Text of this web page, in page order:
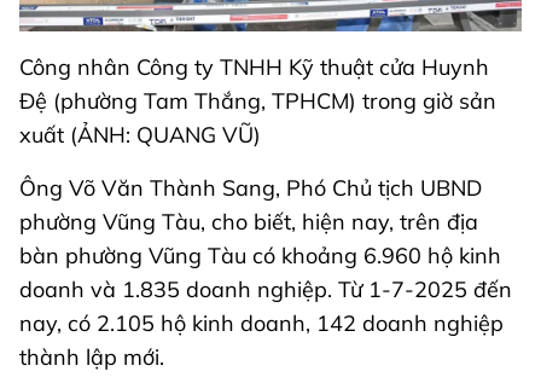
Công nhân Công ty TNHH Kỹ thuật cửa Huynh
Đệ (phường Tam Thắng, TPHCM) trong giờ sản
xuất (ẢNH: QUANG VŨ)
Ông Võ Văn Thành Sang, Phó Chủ tịch UBND
phường Vũng Tàu, cho biết, hiện nay, trên địa
bàn phường Vũng Tàu có khoảng 6.960 hộ kinh
doanh và 1.835 doanh nghiệp. Từ 1-7-2025 đến
nay, có 2.105 hộ kinh doanh, 142 doanh nghiệp
thành lập mới.